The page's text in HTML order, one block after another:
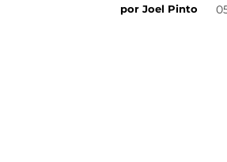
por Joel Pinto